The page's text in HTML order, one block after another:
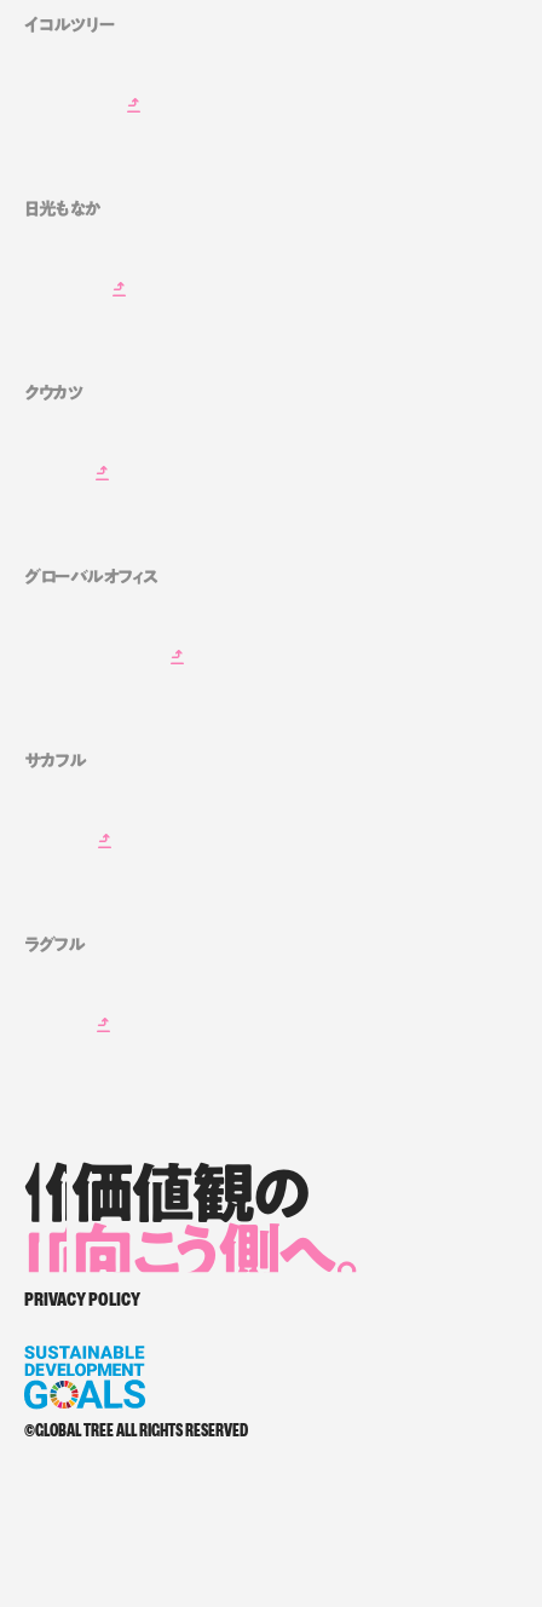
イコルツリー
日光もなか
クウカツ
グローバルオフィス
サカフル
ラグフル
価値観の
向 こう側へ。
価値観の
向こう側へ。
価値観の
向こう側へ。
価値観の向こう側へ。
PRIVACY POLICY
©GLOBAL TREE ALL RIGHTS RESERVED